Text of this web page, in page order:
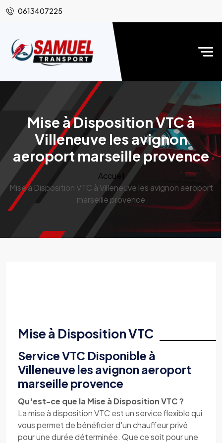
0613407225
Mise à Disposition VTC à
Villeneuve les avignon
aeroport marseille provence
Accueil
Mise à Disposition VTC à Villeneuve les avignon aeroport
marseille provence
Mise à Disposition VTC
Service VTC Disponible à
Villeneuve les avignon aeroport
marseille provence
Qu'est-ce que la Mise à Disposition VTC ?
La mise à disposition VTC est un service flexible qui
vous permet de bénéficier d'un chauffeur privé
pour une durée déterminée. Que ce soit pour une